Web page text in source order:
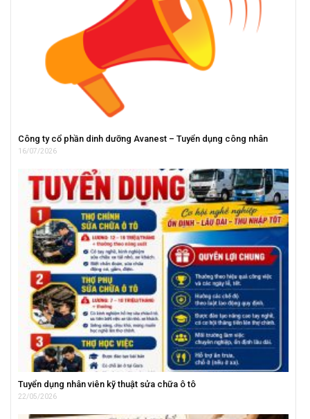
Công ty cổ phần dinh dưỡng Avanest – Tuyển dụng công nhân
16/07/2026
Tuyển dụng nhân viên kỹ thuật sửa chữa ô tô
22/05/2026